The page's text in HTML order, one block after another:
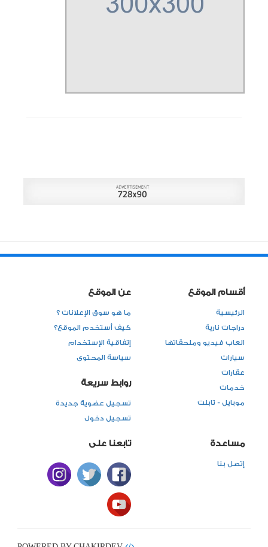
أقسام الموقع
الرئيسية
دراجات نارية
العاب فيديو وملحقاتها
سيارات
عقارات
خدمات
موبايل - تابلت
عن الموقع
ما هو سوق الإعلانات ؟
كيف أستخدم الموقع؟
إتفاقية الإستخدام
سياسة المحتوى
روابط سريعة
تسجيل عضوية جديدة
تسجيل دخول
مساعدة
إتصل بنا
تابعنا على